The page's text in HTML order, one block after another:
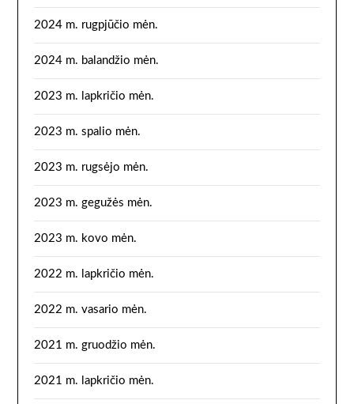
2024 m. rugpjūčio mėn.
2024 m. balandžio mėn.
2023 m. lapkričio mėn.
2023 m. spalio mėn.
2023 m. rugsėjo mėn.
2023 m. gegužės mėn.
2023 m. kovo mėn.
2022 m. lapkričio mėn.
2022 m. vasario mėn.
2021 m. gruodžio mėn.
2021 m. lapkričio mėn.